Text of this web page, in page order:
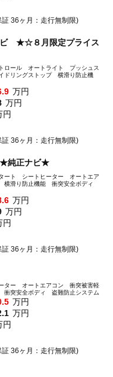
36ヶ月：走行無制限)
★☆８月限定プライス
ロール オートライト プッシュス
リングストップ 横滑り防止機
万円
万円
円
36ヶ月：走行無制限)
純正ナビ★
ート シートヒーター オートエア
横滑り防止機能 衝突安全ボディ
万円
万円
円
36ヶ月：走行無制限)
ター オートエアコン 衝突被害軽
突安全ボディ 盗難防止システム
万円
万円
円
36ヶ月：走行無制限)